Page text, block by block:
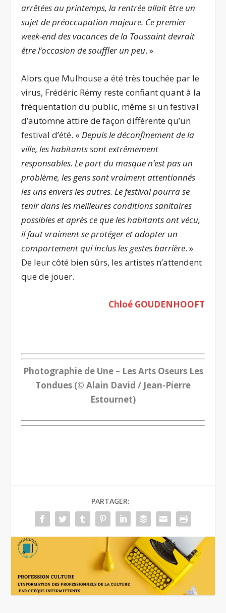
arrêtées au printemps, la rentrée allait être un
sujet de préoccupation majeure. Ce premier
week-end des vacances de la Toussaint devrait
être l’occasion de souffler un peu. »
Alors que Mulhouse a été très touchée par le
virus, Frédéric Rémy reste confiant quant à la
fréquentation du public, même si un festival
d’automne attire de façon différente qu’un
festival d’été. «Depuis le déconfinement de la
ville, les habitants sont extrêmement
responsables. Le port du masque n’est pas un
problème, les gens sont vraiment attentionnés
les uns envers les autres. Le festival pourra se
tenir dans les meilleures conditions sanitaires
possibles et après ce que les habitants ont vécu,
il faut vraiment se protéger et adopter un
comportement qui inclus les gestes barrière. »
De leur côté bien sûrs, les artistes n’attendent
que de jouer.
Chloé GOUDENHOOFT
Photographie de Une – Les Arts Oseurs Les
Tondues (© Alain David / Jean-Pierre
Estournet)
PARTAGER: